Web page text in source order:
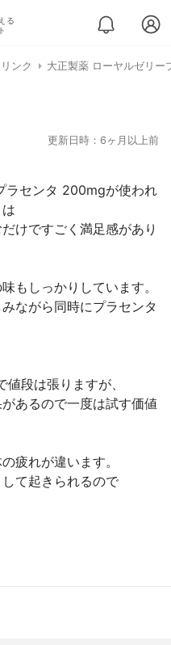
る
ンク 大正製薬 ローヤルゼリー
更新日時：6ヶ月以上前
ラセンタ 200mgが使われ
けですごく満足感があり
もしっかりしています。
ながら同時にプラセンタ
段は張りますが、
あるので一度は試す価値
疲れが違います。
て起きられるので